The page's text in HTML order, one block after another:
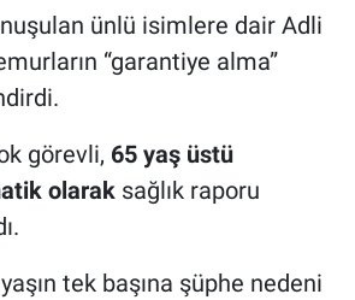
ünlü isimlere dair Adli
“garantiye alma”
görevli, 65 yaş üstü
olaraksağlık raporu
tek başına şüphe nedeni